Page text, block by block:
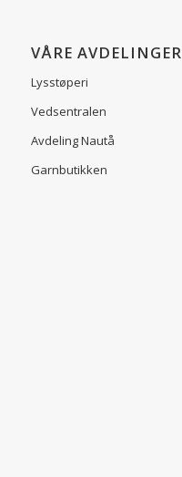
VÅRE AVDELINGER
Lysstøperi
Vedsentralen
Avdeling Nautå
Garnbutikken